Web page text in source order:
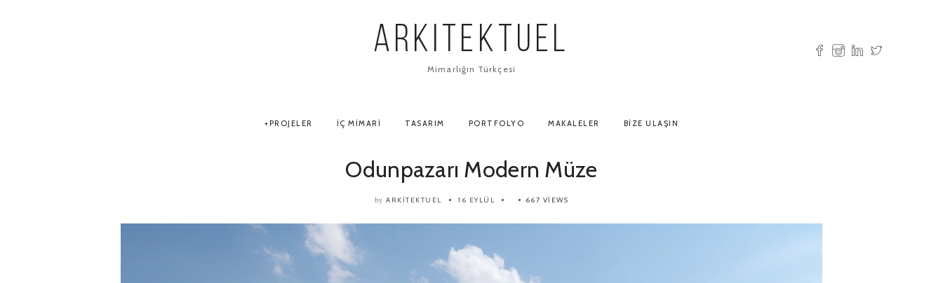
ARKITEKTUEL
Mimarlığın Türkçesi
PROJELER İÇ MIMARI TASARIM PORTFOLYO MAKALELER BIZE ULAŞIN
Odunpazarı Modern Müze
by ARKITEKTUEL 16 EYLÜL 667 VIEWS